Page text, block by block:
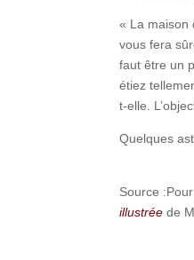
« La maison
vous fera
faut être un
étiez
t-elle.
Quelques
Source
illustrée de